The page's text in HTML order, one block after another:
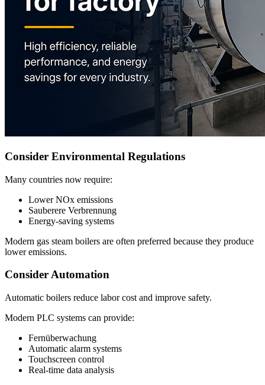
Consider Environmental Regulations
Many countries now require:
Lower NOx emissions
Sauberere Verbrennung
Energy-saving systems
Modern gas steam boilers are often preferred because they produce
lower emissions.
Consider Automation
Automatic boilers reduce labor cost and improve safety.
Modern PLC systems can provide:
Fernüberwachung
Automatic alarm systems
Touchscreen control
Real-time data analysis